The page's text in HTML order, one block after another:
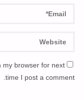
my browser for next
time I post a comment.